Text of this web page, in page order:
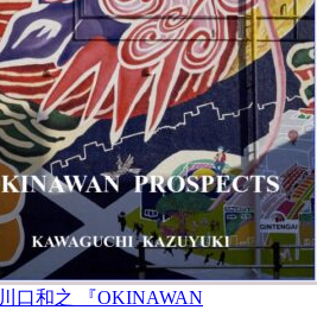
川口和之 『OKINAWAN